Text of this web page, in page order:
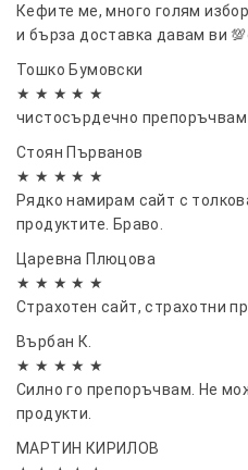
Кефите ме, много голям
и бърза доставка давам ви
Тошко Бумовски
★ ★ ★ ★ ★
чистосърдечно препоръчвам
Стоян Първанов
★ ★ ★ ★ ★
Рядко намирам сайт с
продуктите. Браво.
Царевна Плюцова
★ ★ ★ ★ ★
Страхотен сайт, страхотни
Върбан К.
★ ★ ★ ★ ★
Силно го препоръчвам. Не
продукти.
МАРТИН КИРИЛОВ